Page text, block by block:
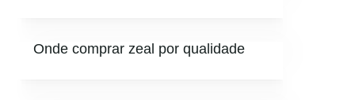
Onde comprar zeal por qualidade